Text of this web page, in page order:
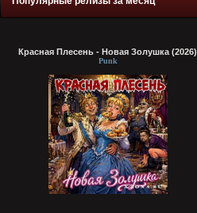
Красная Плесень - Новая Золушка (2026)
Punk